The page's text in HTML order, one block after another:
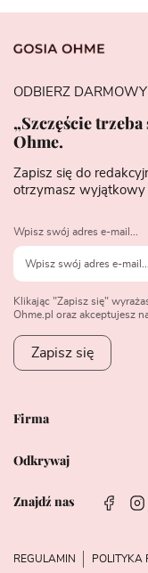
Firma
Odkrywaj
Znajdź nas
ODBIERZ
„Szczęście
Ohme.
Zapisz się do
otrzymasz wyjątkowy
Wpisz swój adres e-mail...
Klikając "Zapisz się"
Ohme.pl oraz akceptujesz
Zapisz się
REGULAMIN
POLITYKA